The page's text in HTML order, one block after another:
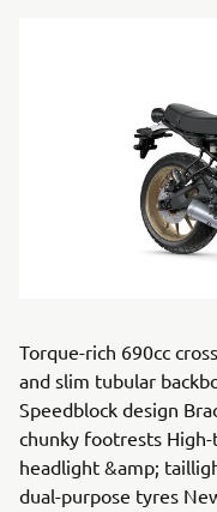
Torque-rich 690cc
and slim tubular
Speedblock design
chunky footrests High-
headlight &amp;
dual-purpose tyres